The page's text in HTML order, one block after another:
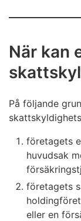
När kan
På följande
företagets
huvudsak
företagets
eller en